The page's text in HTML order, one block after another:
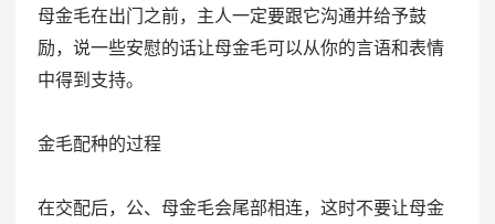
母金毛在出门之前，主人一定要跟它沟通并给予鼓
励，说一些安慰的话让母金毛可以从你的言语和表情
中得到支持。
金毛配种的过程
在交配后，公、母金毛会尾部相连，这时不要让母金